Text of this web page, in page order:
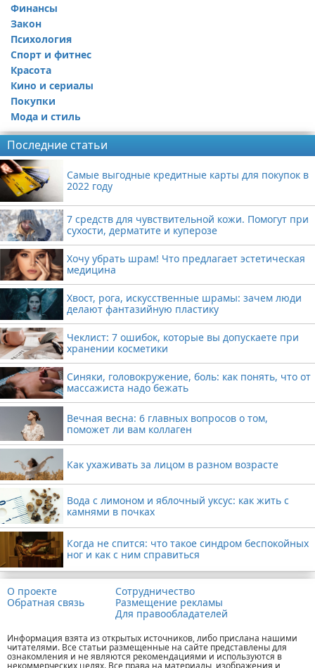
Финансы
Закон
Психология
Спорт и фитнес
Красота
Кино и сериалы
Покупки
Мода и стиль
Последние статьи
Самые выгодные кредитные карты для покупок в
2022 году
7 средств для чувствительной кожи. Помогут при
сухости, дерматите и куперозе
Хочу убрать шрам! Что предлагает эстетическая
медицина
Хвост, рога, искусственные шрамы: зачем люди
делают фантазийную пластику
Чеклист: 7 ошибок, которые вы допускаете при
хранении косметики
Синяки, головокружение, боль: как понять, что от
массажиста надо бежать
Вечная весна: 6 главных вопросов о том,
поможет ли вам коллаген
Как ухаживать за лицом в разном возрасте
Вода с лимоном и яблочный уксус: как жить с
камнями в почках
Когда не спится: что такое синдром беспокойных
ног и как с ним справиться
О проекте
Обратная связь
Сотрудничество
Размещение рекламы
Для правообладателей
Информация взята из открытых источников, либо прислана нашими
читателями. Все статьи размещенные на сайте представлены для
ознакомления и не являются рекомендациями и используются в
некоммерческих целях. Все права на материалы, изображения и